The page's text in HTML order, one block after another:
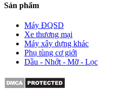
Sản phẩm
Máy ĐQSD
Xe thương mại
Máy xây dựng khác
Phụ tùng cơ giới
Dầu - Nhớt - Mỡ - Lọc